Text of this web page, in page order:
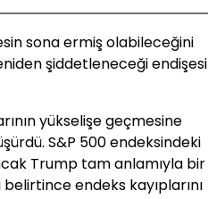
sona ermiş olabileceğini
şiddetleneceği endişesi
yükselişe geçmesine
S&P 500 endeksindeki
Trump tam anlamıyla bir
endeks kayıplarını